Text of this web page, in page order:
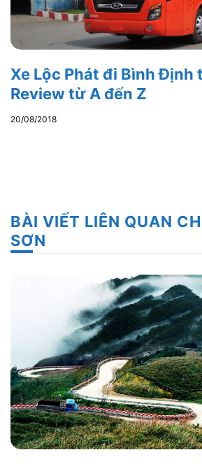
Xe Lộc Phát đi Bình Định
Review từ A đến Z
20/08/2018
BÀI VIẾT LIÊN QUAN
SƠN